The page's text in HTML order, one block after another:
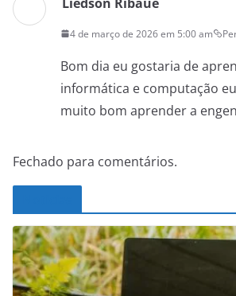
4 de março de 2026 em 5:00 am
Bom dia eu gostaria de
informática e computação
muito bom aprender a
Fechado para comentários.